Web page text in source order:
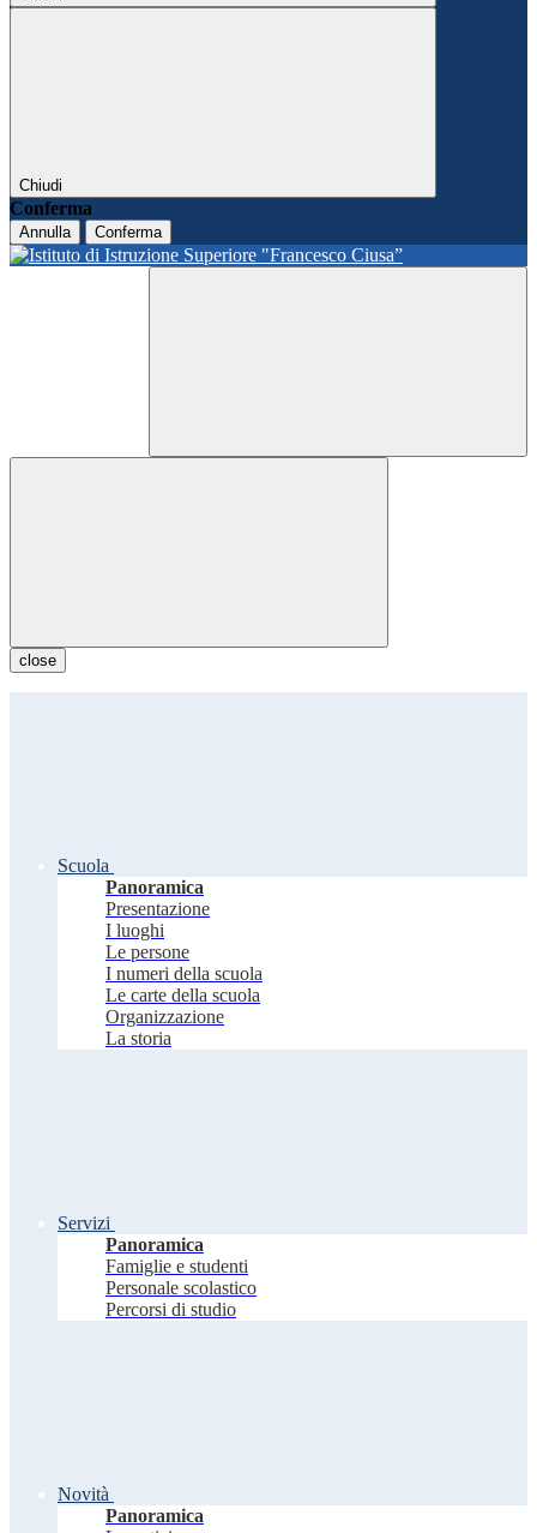
Chiudi
Conferma
Annulla Conferma
close
Scuola
Panoramica
Presentazione
I luoghi
Le persone
I numeri della scuola
Le carte della scuola
Organizzazione
La storia
Servizi
Panoramica
Famiglie e studenti
Personale scolastico
Percorsi di studio
Novità
Panoramica